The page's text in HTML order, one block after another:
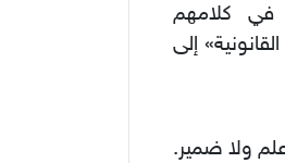
في كلامهم
إلى
علم ولا ضمير.